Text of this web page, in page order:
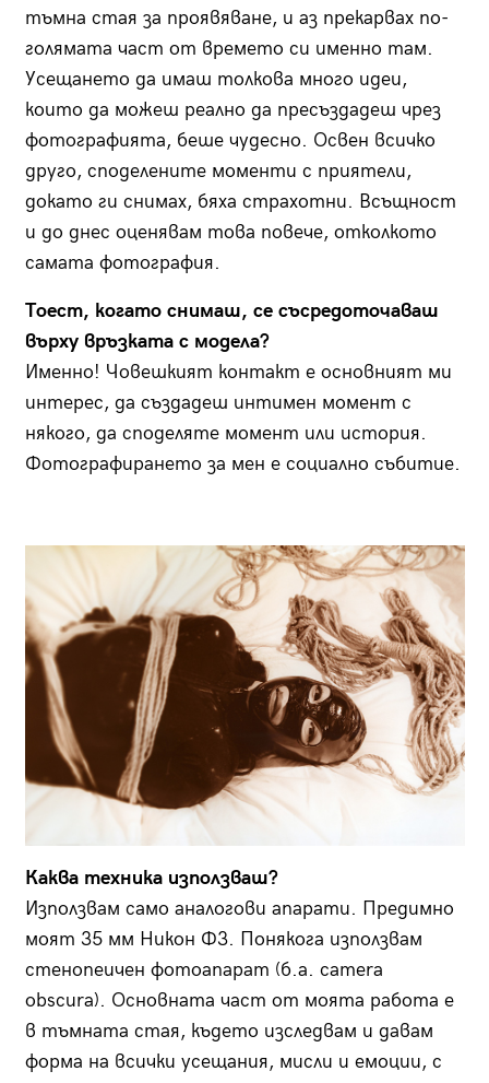
тъмна стая за проявяване, и аз прекарвах по-
голямата част от времето си именно там.
Усещането да имаш толкова много идеи,
които да можеш реално да пресъздадеш чрез
фотографията, беше чудесно. Освен всичко
друго, споделените моменти с приятели,
докато ги снимах, бяха страхотни. Всъщност
и до днес оценявам това повече, отколкото
самата фотография.
Тоест, когато снимаш, се съсредоточаваш
върху връзката с модела?
Именно! Човешкият контакт е основният ми
интерес, да създадеш интимен момент с
някого, да споделяте момент или история.
Фотографирането за мен е социално събитие.
Каква техника използваш?
Използвам само аналогови апарати. Предимно
моят 35 мм Никон Ф3. Понякога използвам
стенопеичен фотоапарат (б.а. camera
obscura). Основната част от моята работа е
в тъмната стая, където изследвам и давам
форма на всички усещания, мисли и емоции, с